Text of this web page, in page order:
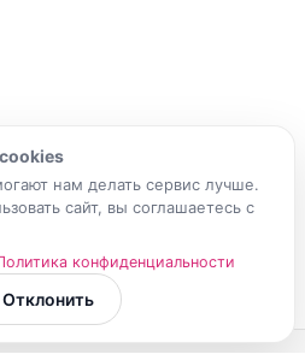
нам делать сервис лучше.
сайт, вы соглашаетесь с
конфиденциальности